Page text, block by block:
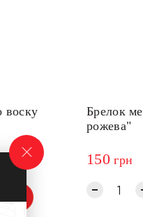
воску
Брелок
рожева"
150 грн